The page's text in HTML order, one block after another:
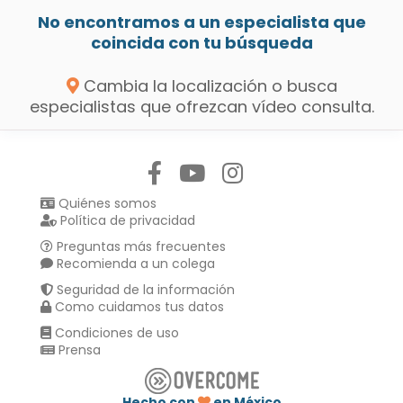
No encontramos a un especialista que
coincida con tu búsqueda
Cambia la localización o busca
especialistas que ofrezcan vídeo consulta.
Quiénes somos
Política de privacidad
Preguntas más frecuentes
Recomienda a un colega
Seguridad de la información
Como cuidamos tus datos
Condiciones de uso
Prensa